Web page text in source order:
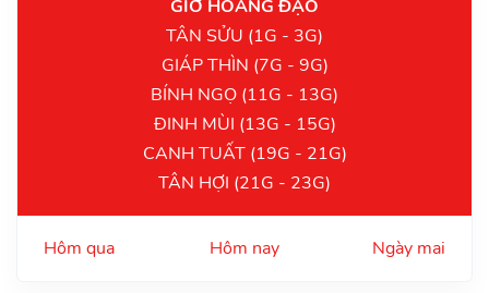
GIỜ HOÀNG ĐẠO
TÂN SỬU (1G - 3G)
GIÁP THÌN (7G - 9G)
BÍNH NGỌ (11G - 13G)
ĐINH MÙI (13G - 15G)
CANH TUẤT (19G - 21G)
TÂN HỢI (21G - 23G)
Hôm qua Hôm nay Ngày mai